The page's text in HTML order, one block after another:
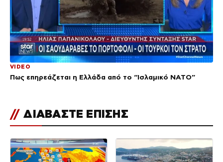
VIDEO
Πως επηρεάζεται η Ελλάδα από το “Ισλαμικό ΝΑΤΟ”
// ΔΙΑΒΑΣΤΕ ΕΠΙΣΗΣ